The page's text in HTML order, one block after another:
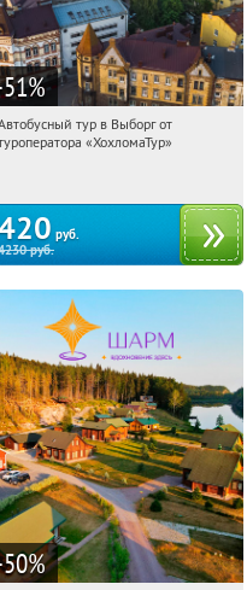
%
16:11:13 Купили:
тур в Выборг от
«ХохломаТур»
руб.
руб.
%